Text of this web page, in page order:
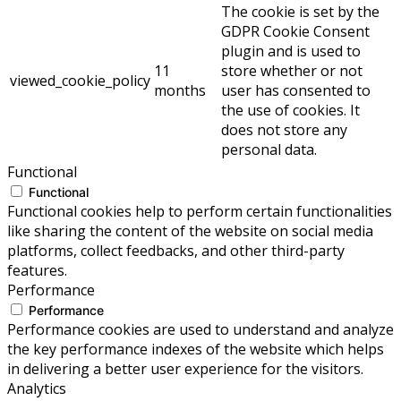
viewed_cookie_policy 11
months
The cookie is set by the
GDPR Cookie Consent
plugin and is used to
store whether or not
user has consented to
the use of cookies. It
does not store any
personal data.
Functional
Functional
Functional cookies help to perform certain functionalities
like sharing the content of the website on social media
platforms, collect feedbacks, and other third-party
features.
Performance
Performance
Performance cookies are used to understand and analyze
the key performance indexes of the website which helps
in delivering a better user experience for the visitors.
Analytics